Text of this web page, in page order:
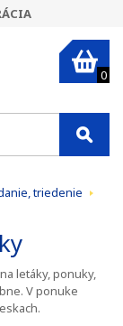
0
triedenie
letáky, ponuky,
V ponuke